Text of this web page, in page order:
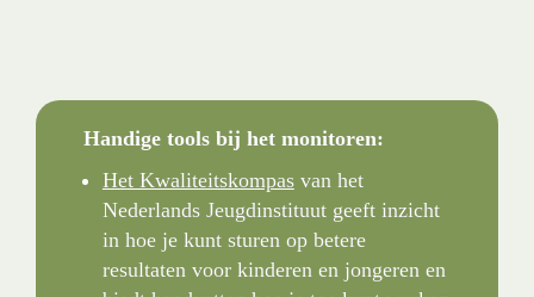
Handige tools bij het monitoren:
Het Kwaliteitskompas van het
Nederlands Jeugdinstituut geeft inzicht
in hoe je kunt sturen op betere
resultaten voor kinderen en jongeren en